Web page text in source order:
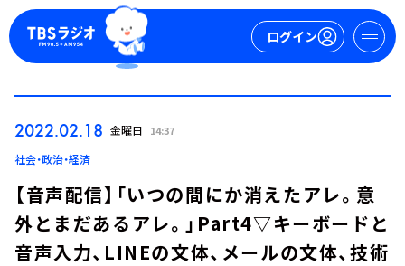
ログイン
2022.02.18 金曜日 14:37
社会・政治・経済
【音声配信】「いつの間にか消えたアレ。意
外とまだあるアレ。」Part4▽キーボードと
音声入力、LINEの文体、メールの文体、技術